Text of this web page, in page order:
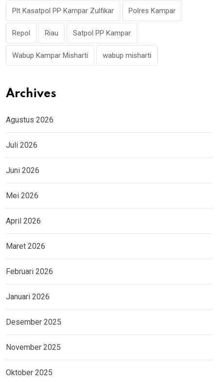
Plt Kasatpol PP Kampar Zulfikar Polres Kampar
Repol Riau Satpol PP Kampar
Wabup Kampar Misharti wabup misharti
Archives
Agustus 2026
Juli 2026
Juni 2026
Mei 2026
April 2026
Maret 2026
Februari 2026
Januari 2026
Desember 2025
November 2025
Oktober 2025